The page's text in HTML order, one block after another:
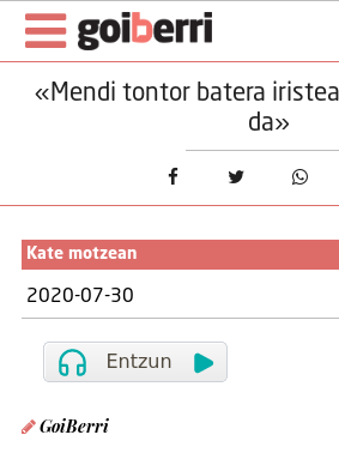
«Mendi tontor batera
da»
Kate motzean
2020-07-30
GoiBerri